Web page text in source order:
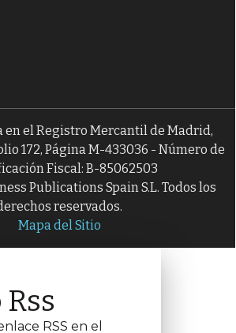
en el Registro Mercantil de Madrid,
172, Página M-433036 - Número de
Fiscal: B-85062503
Publications Spain S.L. Todos los
reservados.
Mapa del Sitio
RSS en el